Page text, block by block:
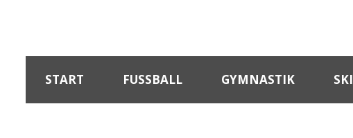
START FUSSBALL GYMNASTIK SKI